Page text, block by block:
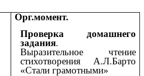
Орг.момент.
Проверка домашнего
задания.
Выразительное чтение
стихотворения А.Л.Барто
«Стали грамотными»